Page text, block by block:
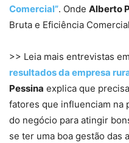
Comercial”. Onde Alberto
Bruta e Eficiência
>> Leia mais entrevistas
resultados da empresa
Pessina explica que
fatores que influenciam na
do negócio para atingir
se ter uma boa gestão das